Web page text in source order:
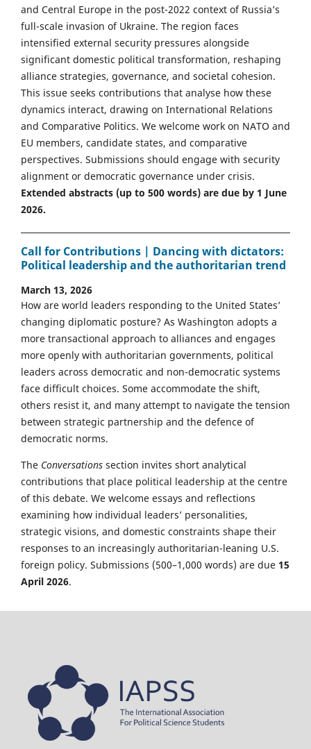
and Central Europe in the post-2022 context of Russia’s
full-scale invasion of Ukraine. The region faces
intensified external security pressures alongside
significant domestic political transformation, reshaping
alliance strategies, governance, and societal cohesion.
This issue seeks contributions that analyse how these
dynamics interact, drawing on International Relations
and Comparative Politics. We welcome work on NATO and
EU members, candidate states, and comparative
perspectives. Submissions should engage with security
alignment or democratic governance under crisis.
Extended abstracts (up to 500 words) are due by 1 June
2026.
Call for Contributions | Dancing with dictators:
Political leadership and the authoritarian trend
March 13, 2026
How are world leaders responding to the United States’
changing diplomatic posture? As Washington adopts a
more transactional approach to alliances and engages
more openly with authoritarian governments, political
leaders across democratic and non-democratic systems
face difficult choices. Some accommodate the shift,
others resist it, and many attempt to navigate the tension
between strategic partnership and the defence of
democratic norms.
The Conversations section invites short analytical
contributions that place political leadership at the centre
of this debate. We welcome essays and reflections
examining how individual leaders’ personalities,
strategic visions, and domestic constraints shape their
responses to an increasingly authoritarian-leaning U.S.
foreign policy. Submissions (500–1,000 words) are due 15
April 2026.